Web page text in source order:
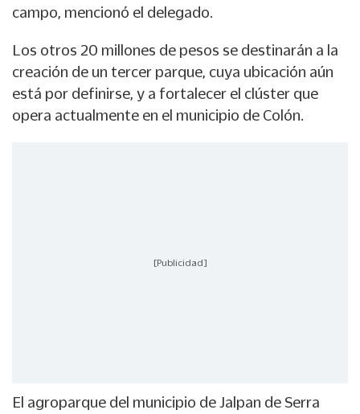
campo, mencionó el delegado.
Los otros 20 millones de pesos se destinarán a la
creación de un tercer parque, cuya ubicación aún
está por definirse, y a fortalecer el clúster que
opera actualmente en el municipio de Colón.
[Publicidad]
El agroparque del municipio de Jalpan de Serra